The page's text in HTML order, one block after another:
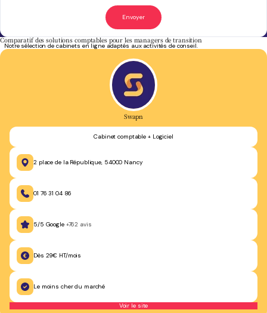
Comparatif des solutions comptables pour les managers de transition
Notre sélection de cabinets en ligne adaptés aux activités de conseil.
Swapn
Cabinet comptable + Logiciel
2 place de la République, 54000 Nancy
01 76 31 04 86
5/5 Google +762 avis
Dès 29€ HT/mois
Le moins cher du marché
Voir le site